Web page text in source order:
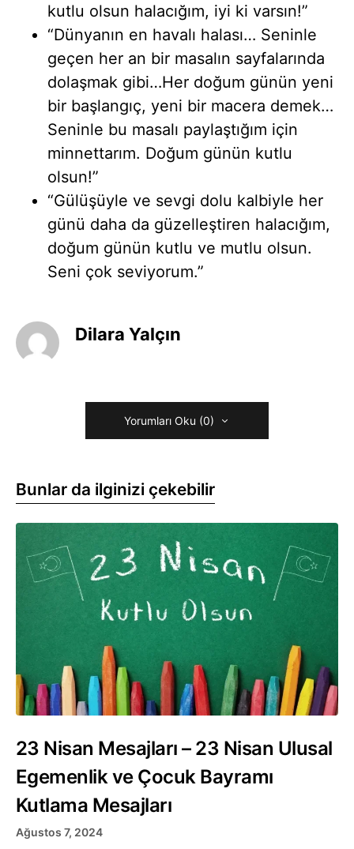
kutlu olsun halacığım, iyi ki varsın!”
“Dünyanın en havalı halası… Seninle
geçen her an bir masalın sayfalarında
dolaşmak gibi…Her doğum günün yeni
bir başlangıç, yeni bir macera demek…
Seninle bu masalı paylaştığım için
minnettarım. Doğum günün kutlu
olsun!”
“Gülüşüyle ve sevgi dolu kalbiyle her
günü daha da güzelleştiren halacığım,
doğum günün kutlu ve mutlu olsun.
Seni çok seviyorum.”
Dilara Yalçın
Yorumları Oku (0)
Bunlar da ilginizi çekebilir
23 Nisan Mesajları – 23 Nisan Ulusal
Egemenlik ve Çocuk Bayramı
Kutlama Mesajları
Ağustos 7, 2024